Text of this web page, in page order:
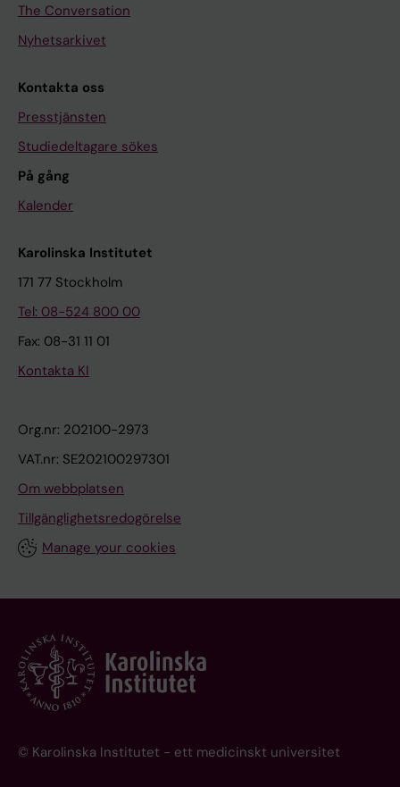
The Conversation
Nyhetsarkivet
Kontakta oss
Presstjänsten
Studiedeltagare sökes
På gång
Kalender
Karolinska Institutet
171 77 Stockholm
Tel: 08-524 800 00
Fax: 08-31 11 01
Kontakta KI
Org.nr: 202100-2973
VAT.nr: SE202100297301
Om webbplatsen
Tillgänglighetsredogörelse
Manage your cookies
© Karolinska Institutet - ett medicinskt universitet